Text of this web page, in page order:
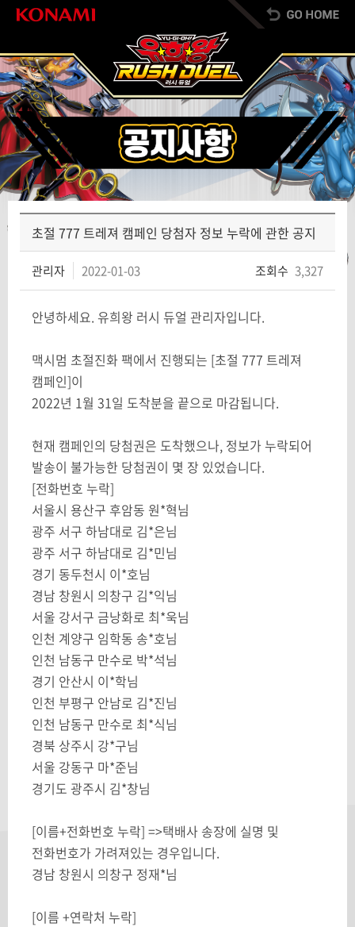
초절 777 트레져 캠페인 당첨자 정보 누락에 관한 공지
관리자 2022-01-03 조회수 3,327
안녕하세요. 유희왕 러시 듀얼 관리자입니다.
맥시멈 초절진화 팩에서 진행되는 [초절 777 트레져
캠페인]이
2022년 1월 31일 도착분을 끝으로 마감됩니다.
현재 캠페인의 당첨권은 도착했으나, 정보가 누락되어
발송이 불가능한 당첨권이 몇 장 있었습니다.
[전화번호 누락]
서울시 용산구 후암동 원*혁님
광주 서구 하남대로 김*은님
광주 서구 하남대로 김*민님
경기 동두천시 이*호님
경남 창원시 의창구 김*익님
서울 강서구 금낭화로 최*욱님
인천 계양구 임학동 송*호님
인천 남동구 만수로 박*석님
경기 안산시 이*학님
인천 부평구 안남로 김*진님
인천 남동구 만수로 최*식님
경북 상주시 강*구님
서울 강동구 마*준님
경기도 광주시 김*창님
[이름+전화번호 누락] =>택배사 송장에 실명 및
전화번호가 가려져있는 경우입니다.
경남 창원시 의창구 정재*님
[이름 +연락처 누락]